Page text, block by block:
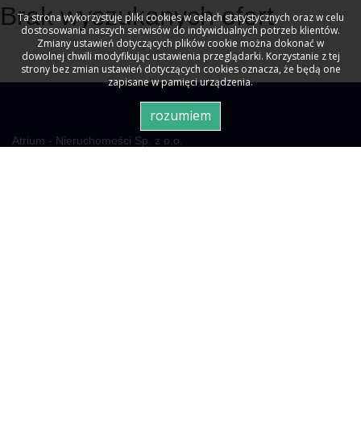
Brak wyszukanych ofert
Atrium - Nieruchomości Sp. z o.o.
Ta strona wykorzystuje pliki cookies w celach statystycznych oraz w celu
dostosowania naszych serwisów do indywidualnych potrzeb klientów.
Zmiany ustawień dotyczących plików cookie można dokonać w
dowolnej chwili modyfikując ustawienia przeglądarki. Korzystanie z tej
strony bez zmian ustawień dotyczących cookies oznacza, że będą one
zapisane w pamięci urządzenia.
rozumiem